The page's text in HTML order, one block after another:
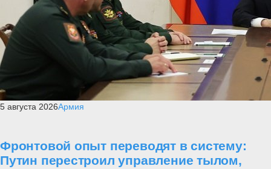
5 августа 2026Армия
Фронтовой опыт переводят в систему:
Путин перестроил управление тылом,